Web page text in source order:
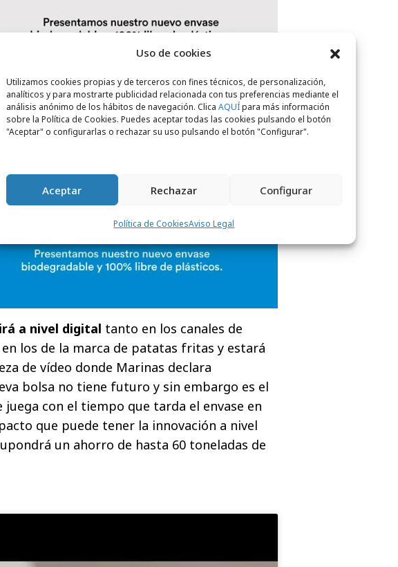
Uso de cookies
Utilizamos cookies propias y de terceros con fines técnicos, de personalización,
analíticos y para mostrarte publicidad relacionada con tus preferencias mediante el
análisis anónimo de los hábitos de navegación. Clica AQUÍpara más información
sobre la Política de Cookies. Puedes aceptar todas las cookies pulsando el botón
"Aceptar" o configurarlas o rechazar su uso pulsando el botón "Configurar".
Aceptar Rechazar Configurar
Política de CookiesAviso Legal
a nivel digital tanto en los canales de
los de la marca de patatas fritas y estará
de vídeo donde Marinas declara
bolsa no tiene futuro y sin embargo es el
con el tiempo que tarda el envase en
que puede tener la innovación a nivel
un ahorro de hasta 60 toneladas de